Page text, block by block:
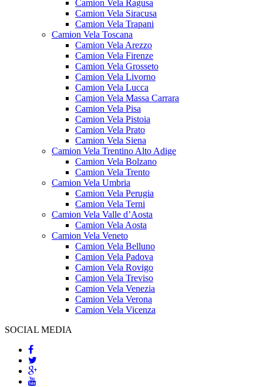
Camion Vela Ragusa
Camion Vela Siracusa
Camion Vela Trapani
Camion Vela Toscana
Camion Vela Arezzo
Camion Vela Firenze
Camion Vela Grosseto
Camion Vela Livorno
Camion Vela Lucca
Camion Vela Massa Carrara
Camion Vela Pisa
Camion Vela Pistoia
Camion Vela Prato
Camion Vela Siena
Camion Vela Trentino Alto Adige
Camion Vela Bolzano
Camion Vela Trento
Camion Vela Umbria
Camion Vela Perugia
Camion Vela Terni
Camion Vela Valle d’Aosta
Camion Vela Aosta
Camion Vela Veneto
Camion Vela Belluno
Camion Vela Padova
Camion Vela Rovigo
Camion Vela Treviso
Camion Vela Venezia
Camion Vela Verona
Camion Vela Vicenza
SOCIAL MEDIA